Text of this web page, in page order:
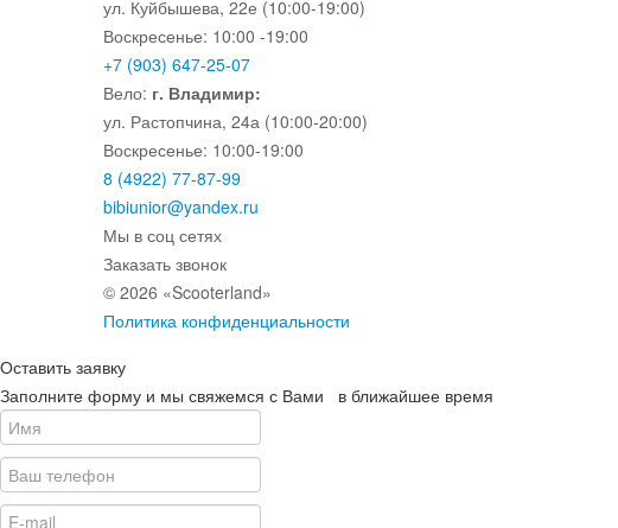
ул. Куйбышева, 22е (10:00-19:00)
Воскресенье: 10:00 -19:00
+7 (903) 647-25-07
Вело: г. Владимир:
ул. Растопчина, 24а (10:00-20:00)
Воскресенье: 10:00-19:00
8 (4922) 77-87-99
bibiunior@yandex.ru
Мы в соц сетях
Заказать звонок
© 2026 «Scooterland»
Политика конфиденциальности
Оставить заявку
Заполните форму и мы свяжемся с Вами в ближайшее время